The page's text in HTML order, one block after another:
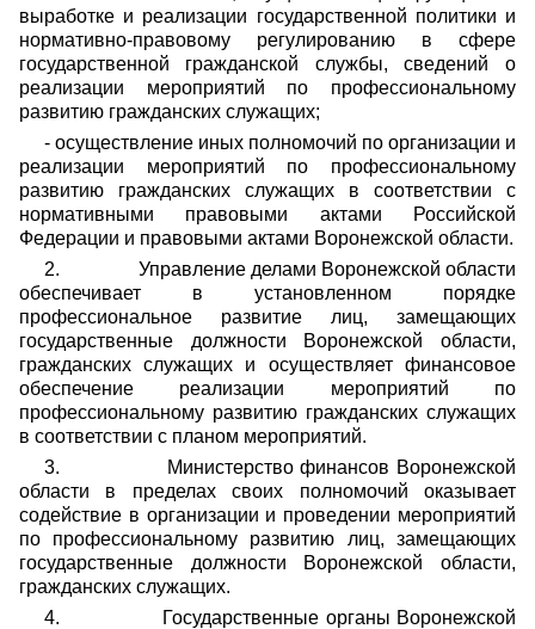
выработке и реализации государственной политики и
нормативно-правовому регулированию в сфере
государственной гражданской службы, сведений о
реализации мероприятий по профессиональному
развитию гражданских служащих;
- осуществление иных полномочий по организации и
реализации мероприятий по профессиональному
развитию гражданских служащих в соответствии с
нормативными правовыми актами Российской
Федерации и правовыми актами Воронежской области.
2.
Управление делами Воронежской области
обеспечивает в установленном порядке
профессиональное развитие лиц, замещающих
государственные должности Воронежской области,
гражданских служащих и осуществляет финансовое
обеспечение реализации мероприятий по
профессиональному развитию гражданских служащих
в соответствии с планом мероприятий.
3.
Министерство финансов Воронежской
области в пределах своих полномочий оказывает
содействие в организации и проведении мероприятий
по профессиональному развитию лиц, замещающих
государственные должности Воронежской области,
гражданских служащих.
4.
Государственные органы Воронежской